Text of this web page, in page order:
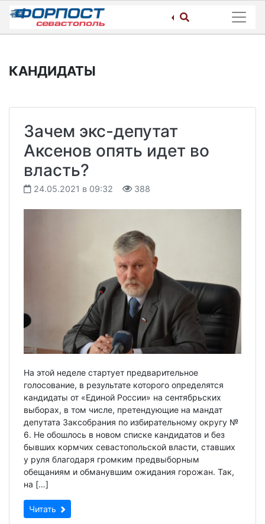
Skip
content
КАНДИДАТЫ
Зачем экс-депутат
Аксенов опять идет во
власть?
24.05.2021 в 09:32 388
На этой неделе стартует предварительное
голосование, в результате которого определятся
кандидаты от «Единой России» на сентябрьских
выборах, в том числе, претендующие на мандат
депутата Заксобрания по избирательному округу №
6. Не обошлось в новом списке кандидатов и без
бывших кормчих севастопольской власти, ставших
у руля благодаря громким предвыборным
обещаниям и обманувшим ожидания горожан. Так,
на […]
Читать